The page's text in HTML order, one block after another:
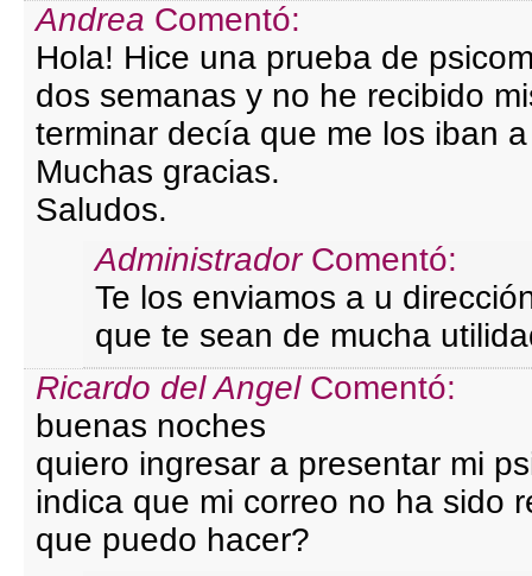
Andrea Comentó:
Hola! Hice una prueba de
dos semanas y no he recibido
terminar decía que me los iban
Muchas gracias.
Saludos.
Administrador Comentó:
Te los enviamos a u
que te sean de mucha
Ricardo del Angel Comentó:
buenas noches
quiero ingresar a presentar mi
indica que mi correo no ha sido
que puedo hacer?